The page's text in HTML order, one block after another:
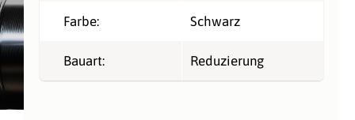
Farbe: Schwarz
Bauart: Reduzierung